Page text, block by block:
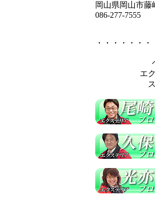
岡山県岡山市藤
086-277-7555
・・・・・・
エ